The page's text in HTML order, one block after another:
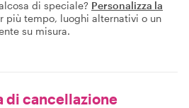
di speciale? Personalizza la
più tempo, luoghi alternativi o un
su misura.
di cancellazione